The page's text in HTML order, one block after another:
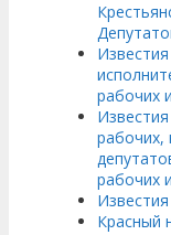
рабочих
рабочих,
рабочих
Красный